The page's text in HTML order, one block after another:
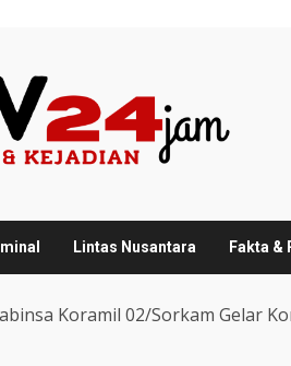
Lintas Nusantara Fakta &
Koramil 02/Sorkam Gelar